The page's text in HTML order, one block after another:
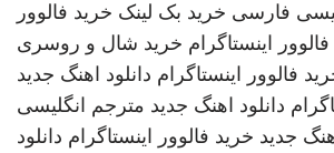
فارسی خرید بک لینک خرید فالوور
اینستاگرام خرید شال و روسری
فالوور اینستاگرام دانلود اهنگ جدید
دانلود اهنگ جدید مترجم انگلیسی
جدید خرید فالوور اینستاگرام دانلود